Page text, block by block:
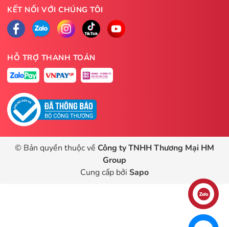
KẾT NỐI VỚI CHÚNG TÔI
HỖ TRỢ THANH TOÁN
© Bản quyền thuộc về Công ty TNHH Thương Mại HM
Group
Cung cấp bởi Sapo
Liên hệ